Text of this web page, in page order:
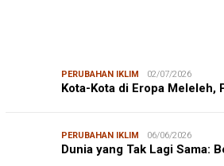
PERUBAHAN IKLIM 02/07/2026
Kota-Kota di Eropa Meleleh,
PERUBAHAN IKLIM 06/06/2026
Dunia yang Tak Lagi Sama: